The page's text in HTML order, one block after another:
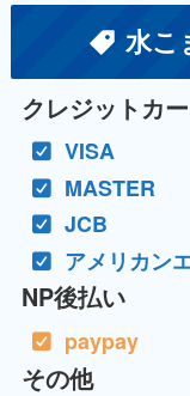
水こ
クレジットカ
VISA
MASTER
JCB
アメリカン
NP後払い
paypay
その他